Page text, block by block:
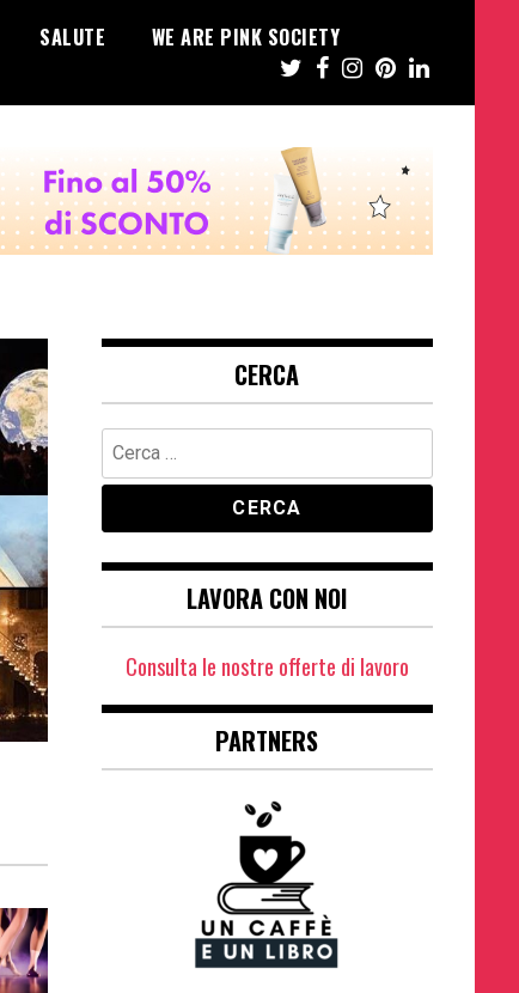
SALUTE WE ARE PINK SOCIETY
CERCA
Ricerca
per:
LAVORA CON NOI
Consulta le nostre offerte di lavoro
PARTNERS